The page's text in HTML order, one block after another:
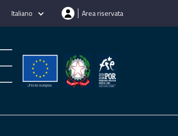
Italiano Area riservata